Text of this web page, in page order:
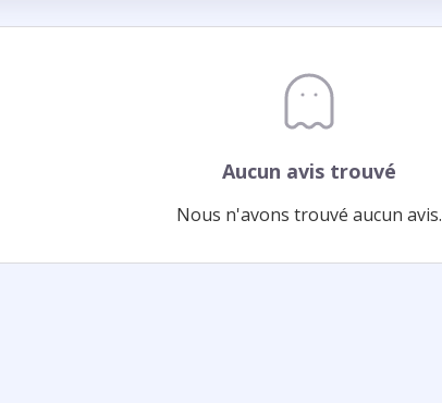
Aucun avis trouvé
Nous n'avons trouvé aucun avis.